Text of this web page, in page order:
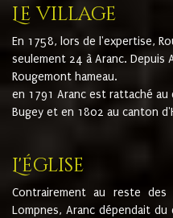
Le village
En 1758, lors de l'expertise,
seulement 24 à Aranc. Depuis
Rougemont hameau.
en 1791 Aranc est rattaché
Bugey et en 1802 au canton
L'église
Contrairement au reste des
Lompnes, Aranc dépendait